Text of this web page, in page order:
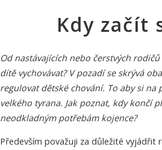
Kdy začít
Od nastávajících nebo čerstvých
dítě vychovávat? V pozadí se skrývá
regulovat dětské chování. To aby si
velkého tyrana. Jak poznat, kdy končí
neodkladným potřebám kojence?
Především považuji za důležité